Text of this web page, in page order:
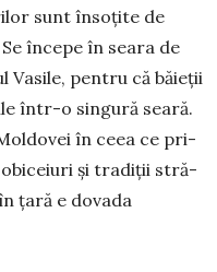
sunt însoţite de
începe în seara de
Vasile, pentru că băieţii
într-o singură seară.
în ceea ce pri­
obiceiuri şi tradiţii stră­
ţară e dovada